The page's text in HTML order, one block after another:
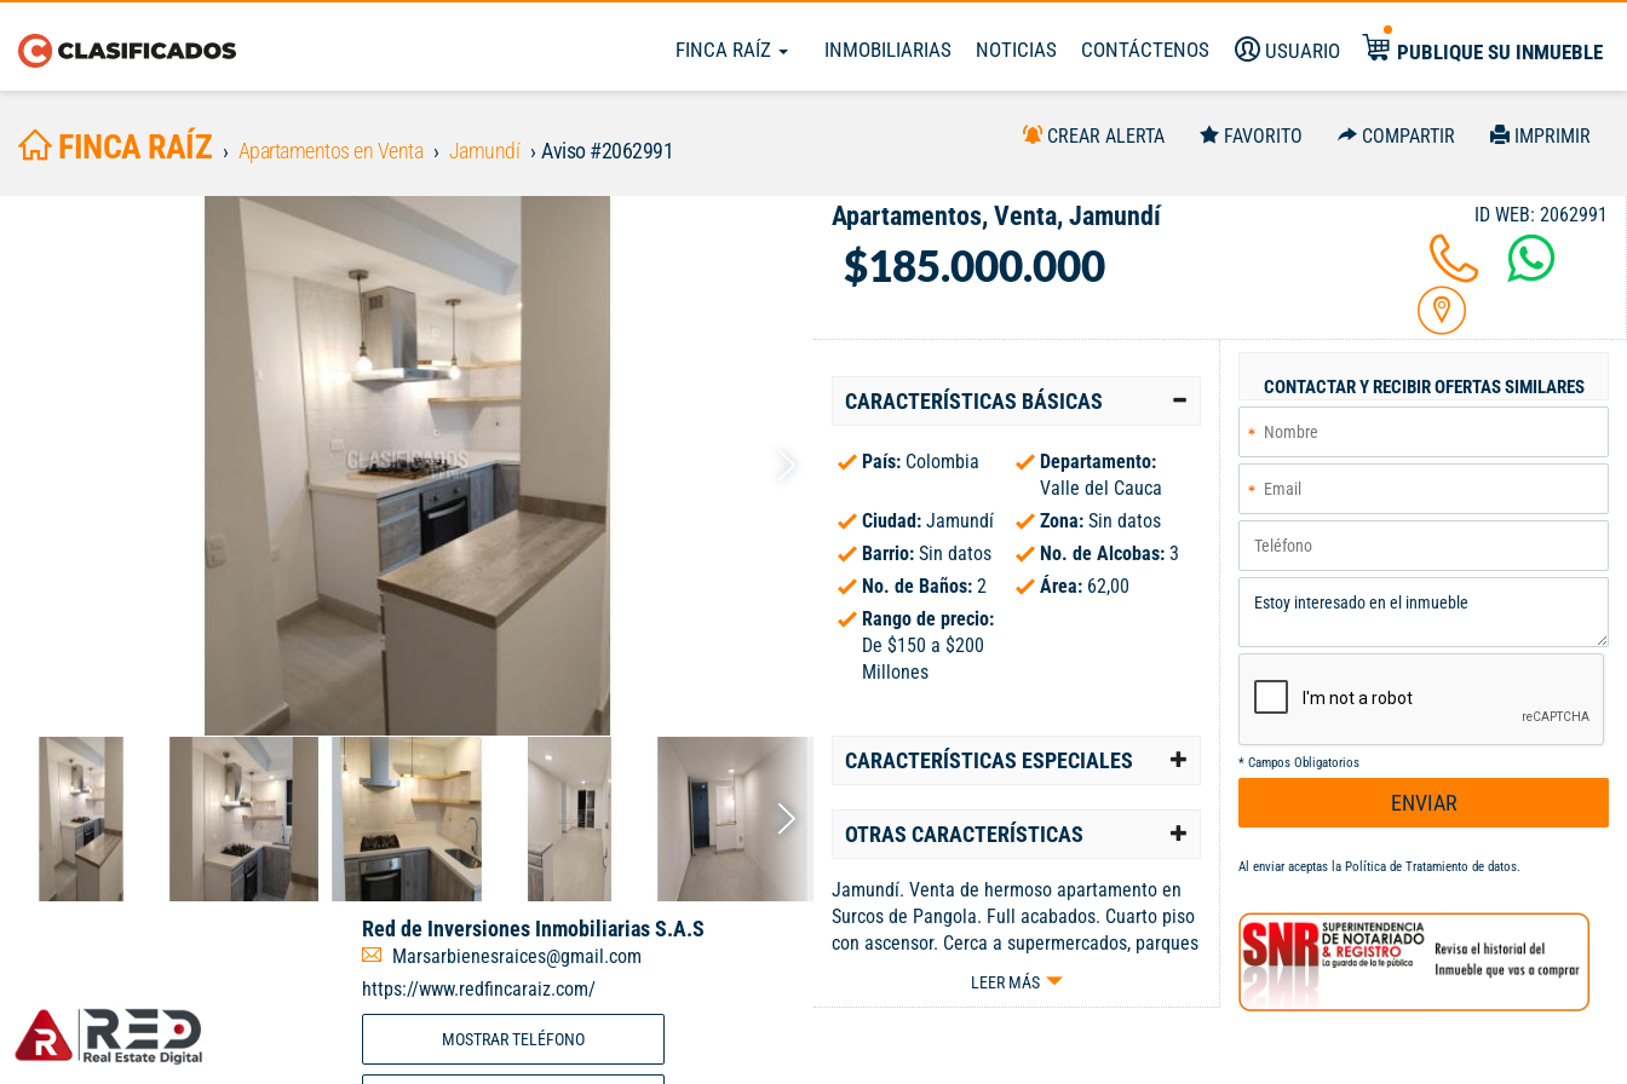
FINCA RAÍZ INMOBILIARIAS NOTICIAS CONTÁCTENOS USUARIO PUBLIQUE SU INMUEBLE
FINCA RAÍZ Apartamentos en Venta Jamundí Aviso #2062991
CREAR ALERTA FAVORITO COMPARTIR IMPRIMIR
Red de Inversiones Inmobiliarias S.A.S
Marsarbienesraices@gmail.com
https://www.redfincaraiz.com/
MOSTRAR TELÉFONO
Apartamentos, Venta, Jamundí
$185.000.000
ID WEB: 2062991
CARACTERÍSTICAS BÁSICAS
País: Colombia
Departamento:
Valle del Cauca
Ciudad: Jamundí Zona: Sin datos
Barrio: Sin datos No. de Alcobas: 3
No. de Baños: 2 Área: 62,00
Rango de precio:
De $150 a $200
Millones
CARACTERÍSTICAS ESPECIALES
OTRAS CARACTERÍSTICAS
Jamundí. Venta de hermoso apartamento en
Surcos de Pangola. Full acabados. Cuarto piso
con ascensor. Cerca a supermercados, parques
deportivos, estación de gasolina y avenidas
principales. A veinte minutos de Cali, lo cual lo
LEER MÁS
CONTACTAR Y RECIBIR OFERTAS SIMILARES
* Campos Obligatorios
ENVIAR
Al enviar aceptas la Política de Tratamiento de datos.